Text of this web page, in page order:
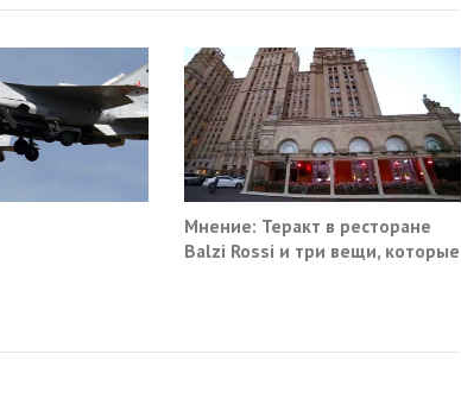
Мнение: Теракт в ресторане
Balzi Rossi и три вещи, которые